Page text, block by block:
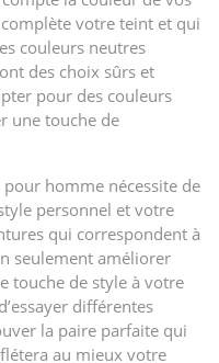
votre teint et qui
couleurs neutres
des choix sûrs et
pour des couleurs
une touche de
homme nécessite de
personnel et votre
qui correspondent à
seulement améliorer
touche de style à votre
différentes
la paire parfaite qui
au mieux votre